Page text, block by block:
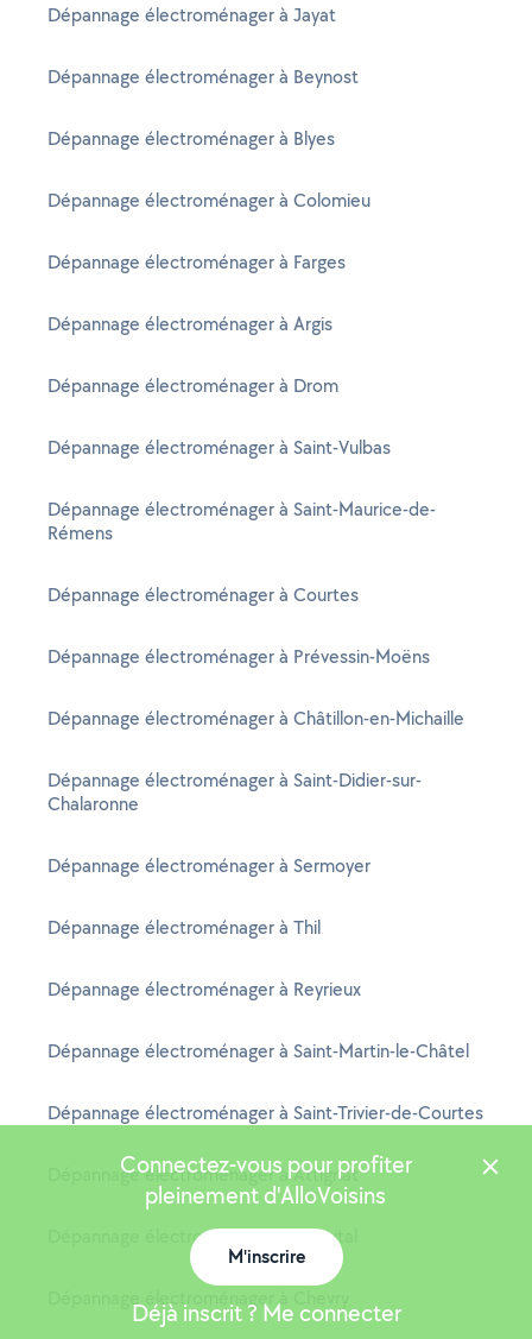
Dépannage électroménager à Jayat
Dépannage électroménager à Beynost
Dépannage électroménager à Blyes
Dépannage électroménager à Colomieu
Dépannage électroménager à Farges
Dépannage électroménager à Argis
Dépannage électroménager à Drom
Dépannage électroménager à Saint-Vulbas
Dépannage électroménager à Saint-Maurice-de-
Rémens
Dépannage électroménager à Courtes
Dépannage électroménager à Prévessin-Moëns
Dépannage électroménager à Châtillon-en-Michaille
Dépannage électroménager à Saint-Didier-sur-
Chalaronne
Dépannage électroménager à Sermoyer
Dépannage électroménager à Thil
Dépannage électroménager à Reyrieux
Dépannage électroménager à Saint-Martin-le-Châtel
Dépannage électroménager à Saint-Trivier-de-Courtes
Dépannage électroménager à Attignat
Dépannage électroménager à Lhôpital
Dépannage électroménager à Chevry
Connectez-vous pour profiter
pleinement d'AlloVoisins
M'inscrire
Déjà inscrit ? Me connecter